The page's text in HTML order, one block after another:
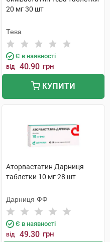
20 мг 30 шт
Тева
Є в наявності
від 40.90 грн
КУПИТИ
Аторвастатин Дарниця
таблетки 10 мг 28 шт
Дарниця ФФ
Є в наявності
від 49.30 грн